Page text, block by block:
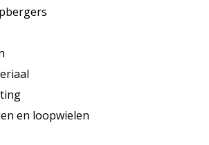
en loopwielen